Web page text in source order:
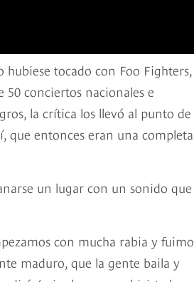
tocado con Foo Fighters,
conciertos nacionales e
la crítica los llevó al punto de
que entonces eran una completa
un lugar con un sonido
con mucha rabia y
maduro, que la gente baila y